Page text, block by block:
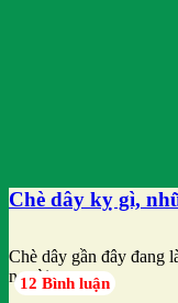
Chè dây kỵ gì,
Chè dây gần đây đang
người
12 Bình luận